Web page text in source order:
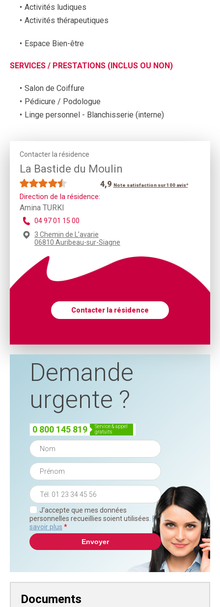
Activités ludiques
Activités thérapeutiques
Espace Bien-être
SERVICES / PRESTATIONS (INCLUS OU NON)
Salon de Coiffure
Pédicure / Podologue
Linge personnel - Blanchisserie (interne)
Contacter la résidence
La Bastide du Moulin
4,9 Note satisfaction sur 100 avis*
Direction de la résidence:
Amina TURKI
04 97 01 15 00
3 Chemin de L’avarie
06810 Auribeau-sur-Siagne
Contacter la résidence
Demande
urgente ?
0 800 145 819
service & appel
gratuits
J'accepte que mes données
personnelles recueillies soient utilisées. En
savoir plus *
Documents